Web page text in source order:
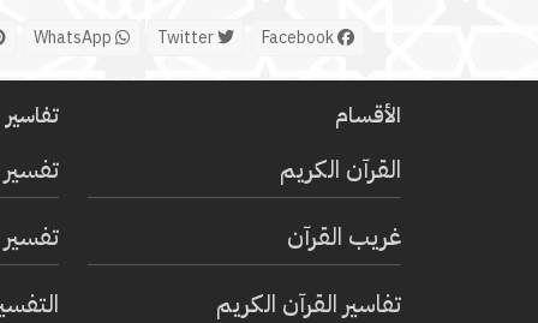
Facebook
Twitter
الأقسام
القرآن الكريم
غريب القرآن
تفاسير القرآن الكريم
تفسير